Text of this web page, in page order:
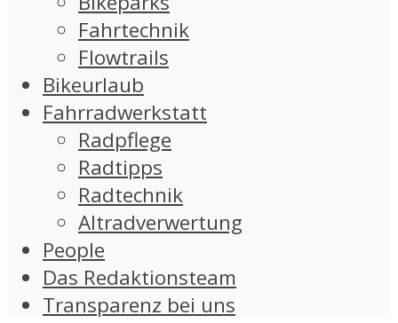
Fahrtechnik
Flowtrails
Bikeurlaub
Fahrradwerkstatt
Radpflege
Radtipps
Radtechnik
Altradverwertung
People
Das Redaktionsteam
Transparenz bei uns